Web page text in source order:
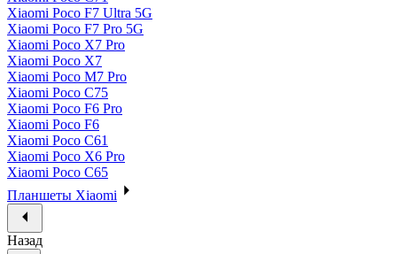
Xiaomi Poco F7 Ultra 5G
Xiaomi Poco F7 Pro 5G
Xiaomi Poco X7 Pro
Xiaomi Poco X7
Xiaomi Poco M7 Pro
Xiaomi Poco C75
Xiaomi Poco F6 Pro
Xiaomi Poco F6
Xiaomi Poco C61
Xiaomi Poco X6 Pro
Xiaomi Poco C65
Планшеты Xiaomi
Назад